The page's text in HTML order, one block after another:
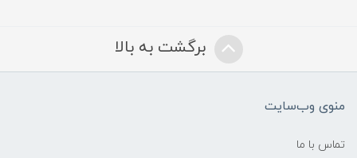
برگشت به بالا
منوی وب‌سایت
تماس با ما